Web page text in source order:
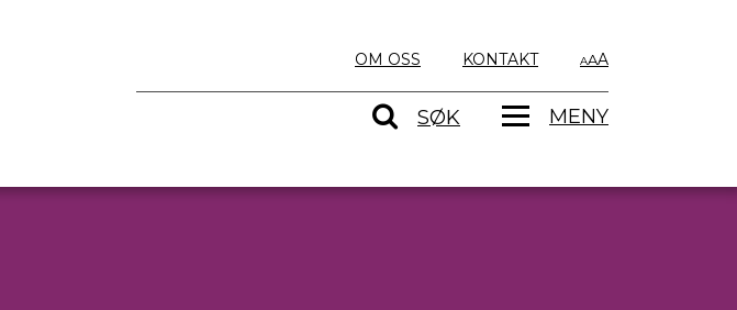
OM OSS KONTAKT A
SØK MENY